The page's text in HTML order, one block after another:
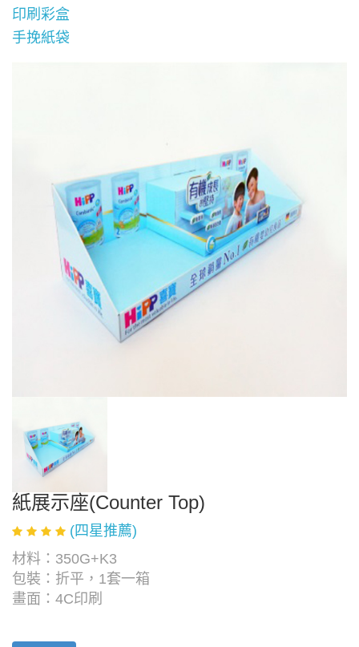
印刷彩盒
手挽紙袋
紙展示座(Counter Top)
(四星推薦)
材料：350G+K3
包裝：折平，1套一箱
畫面：4C印刷